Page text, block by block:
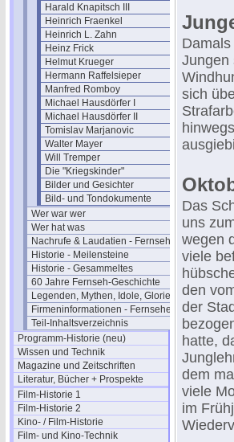
Harald Knapitsch III
Heinrich Fraenkel
Heinrich L. Zahn
Heinz Frick
Helmut Krueger
Hermann Raffelsieper
Manfred Romboy
Michael Hausdörfer I
Michael Hausdörfer II
Tomislav Marjanovic
Walter Mayer
Will Tremper
Die "Kriegskinder"
Bilder und Gesichter
Bild- und Tondokumente
Wer war wer
Wer hat was
Nachrufe & Laudatien - Fernsehen
Historie - Meilensteine
Historie - Gesammeltes
60 Jahre Fernseh-Geschichte
Legenden, Mythen, Idole, Glorie
Firmeninformationen - Fernsehen
Teil-Inhaltsverzeichnis
Programm-Historie (neu)
Wissen und Technik
Magazine und Zeitschriften
Literatur, Bücher + Prospekte
Film-Historie 1
Film-Historie 2
Kino- / Film-Historie
Film- und Kino-Technik
Jungen
sich
Das
uns
wegen
viele
den
der
hatte,
dem
viele
im